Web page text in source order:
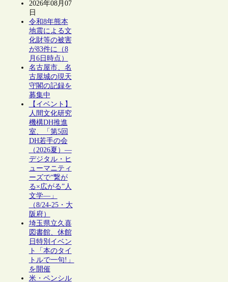
2026年08月07
日
令和8年熊本
地震による文
化財等の被害
が83件に（8
月6日時点）
名古屋市、名
古屋城の現天
守閣の記録を
募集中
【イベント】
人間文化研究
機構DH推進
室、「第5回
DH若手の会
（2026夏）―
デジタル・ヒ
ューマニティ
ーズで“繋が
る×広がる”人
文学―」
（8/24-25・大
阪府）
埼玉県立久喜
図書館、休館
日特別イベン
ト「本のタイ
トルで一句!」
を開催
米・ペンシル